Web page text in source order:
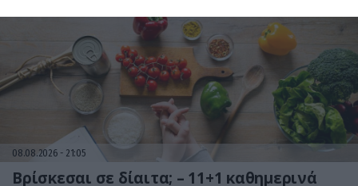
08.08.2026 21:05
Βρίσκεσαι σε δίαιτα; – 11+1 καθημερινά